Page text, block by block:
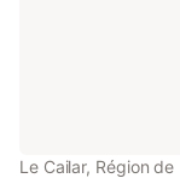
Le Cailar, Région de